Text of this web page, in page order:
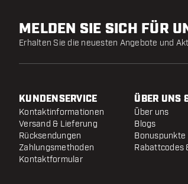
MELDEN SIE SICH FÜR
Erhalten Sie die neuesten Angebote und
KUNDENSERVICE
Kontaktinformationen
Versand & Lieferung
Rücksendungen
Zahlungsmethoden
Kontaktformular
ÜBER UNS
Über uns
Blogs
Bonuspunkte
Rabattcodes